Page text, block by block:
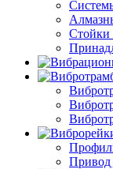
Стойки
Привод